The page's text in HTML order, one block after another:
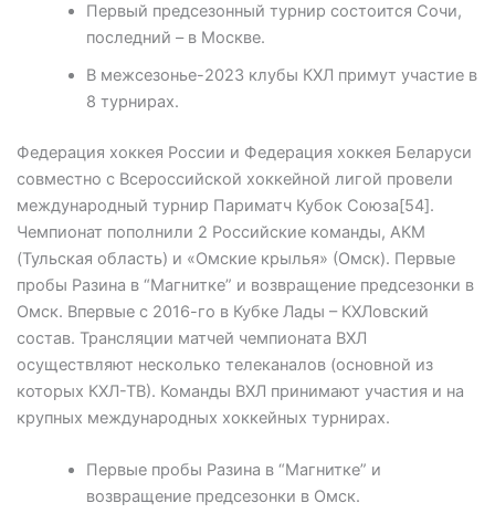
Первый предсезонный турнир состоится Сочи,
последний – в Москве.
В межсезонье-2023 клубы КХЛ примут участие в
8 турнирах.
Федерация хоккея России и Федерация хоккея Беларуси
совместно с Всероссийской хоккейной лигой провели
международный турнир Париматч Кубок Союза[54].
Чемпионат пополнили 2 Российские команды, АКМ
(Тульская область) и «Омские крылья» (Омск). Первые
пробы Разина в “Магнитке” и возвращение предсезонки в
Омск. Впервые с 2016-го в Кубке Лады – КХЛовский
состав. Трансляции матчей чемпионата ВХЛ
осуществляют несколько телеканалов (основной из
которых КХЛ-ТВ). Команды ВХЛ принимают участия и на
крупных международных хоккейных турнирах.
Первые пробы Разина в “Магнитке” и
возвращение предсезонки в Омск.